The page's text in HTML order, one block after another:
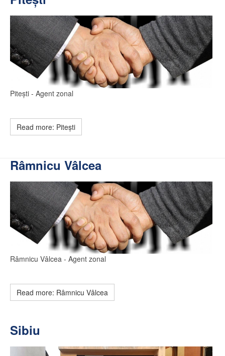
Pitești - Agent zonal
Read more: Pitești
Râmnicu Vâlcea
Râmnicu Vâlcea - Agent zonal
Read more: Râmnicu Vâlcea
Sibiu